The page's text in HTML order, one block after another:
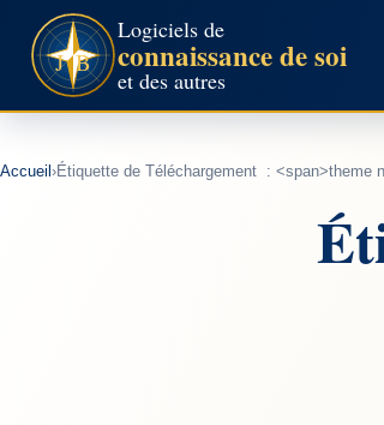
contenu
Logiciels de
connaissance de soi
et des autres
Accueil ›Étiquette de Téléchargement : <span>theme